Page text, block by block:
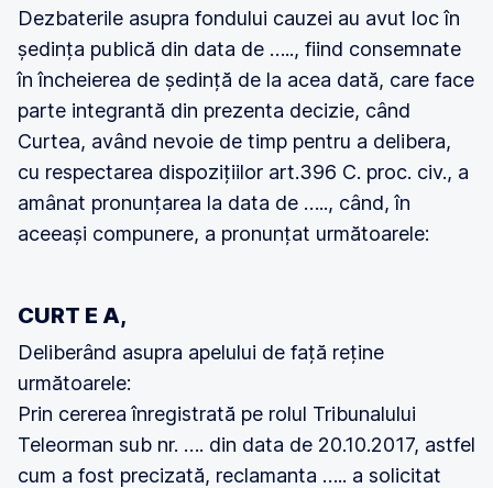
Dezbaterile asupra fondului cauzei au avut loc în
ședința publică din data de ….., fiind consemnate
în încheierea de ședință de la acea dată, care face
parte integrantă din prezenta decizie, când
Curtea, având nevoie de timp pentru a delibera,
cu respectarea dispozițiilor art.396 C. proc. civ., a
amânat pronunțarea la data de ….., când, în
aceeași compunere, a pronunțat următoarele:
CURT E A,
Deliberând asupra apelului de față reține
următoarele:
Prin cererea înregistrată pe rolul Tribunalului
Teleorman sub nr. …. din data de 20.10.2017, astfel
cum a fost precizată, reclamanta ….. a solicitat